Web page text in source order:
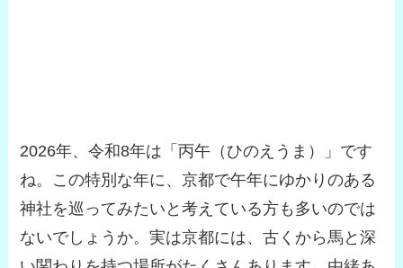
2026年、令和8年は「丙午（ひのえうま）」です
ね。この特別な年に、京都で午年にゆかりのある
神社を巡ってみたいと考えている方も多いのでは
ないでしょうか。実は京都には、古くから馬と深